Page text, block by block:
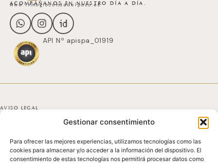
Gestionar consentimiento
Para ofrecer las mejores experiencias, utilizamos tecnologías como las
cookies para almacenar y/o acceder a la información del dispositivo. El
consentimiento de estas tecnologías nos permitirá procesar datos como
ACOMPÁÑANOS EN NUESTRO DÍA A DÍA.
www.inmogiocondadelpozo.es
API Nº apispa_01919
AVISO LEGAL
POLÍTICA DE COOKIES